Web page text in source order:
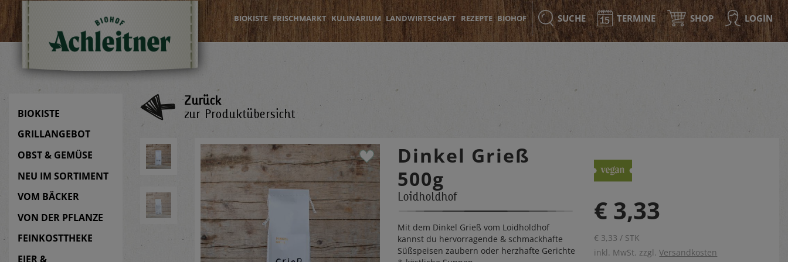
BIOKISTE FRISCHMARKT KULINARIUM LANDWIRTSCHAFT REZEPTE BIOHOF SUCHE TERMINE SHOP LOGIN
BIOKISTE
GRILLANGEBOT
OBST & GEMÜSE
NEU IM SORTIMENT
VOM BÄCKER
VON DER PFLANZE
FEINKOSTTHEKE
EIER &
Zurück
zur Produktübersicht
Dinkel Grieß
500g
Loidholdhof
Mit dem Dinkel Grieß vom Loidholdhof
kannst du hervorragende & schmackhafte
Süßspeisen zaubern oder herzhafte Gerichte
€ 3,33
€ 3,33 / STK
inkl. MwSt. zzgl.Versandkosten